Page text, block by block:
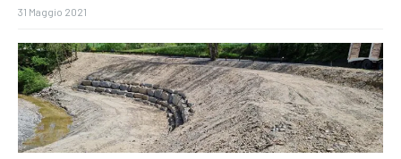
31 Maggio 2021